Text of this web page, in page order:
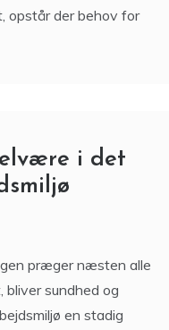
opstår der behov for
i det
præger næsten alle
sundhed og
en stadig